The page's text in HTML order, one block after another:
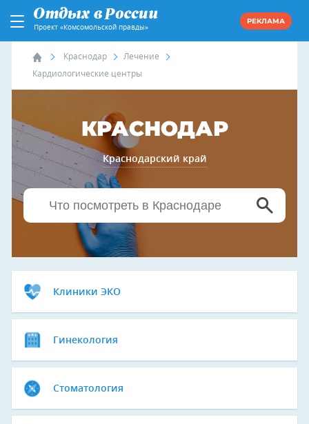
Проект «Комсомольской правды»
РЕКЛАМА
Краснодар Лечение
Кардиологические центры
КРАСНОДАР
Краснодарский край
Клиники ЭКО
Гинекология
Стоматология